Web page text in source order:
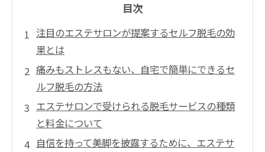
目次
注目のエステサロンが提案するセルフ脱毛の効
果とは
痛みもストレスもない、自宅で簡単にできるセ
ルフ脱毛の方法
エステサロンで受けられる脱毛サービスの種類
と料金について
自信を持って美脚を披露するために、エステサ